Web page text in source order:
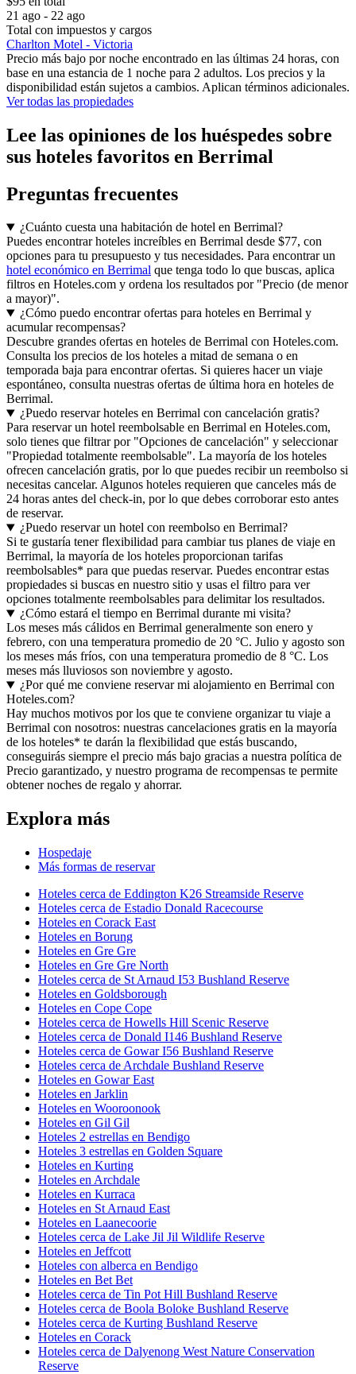
21 ago - 22 ago
Total con impuestos y cargos
Charlton Motel - Victoria
Precio más bajo por noche encontrado en las últimas 24 horas, con
base en una estancia de 1 noche para 2 adultos. Los precios y la
disponibilidad están sujetos a cambios. Aplican términos adicionales.
Ver todas las propiedades
Lee las opiniones de los huéspedes sobre
sus hoteles favoritos en Berrimal
Preguntas frecuentes
¿Cuánto cuesta una habitación de hotel en Berrimal?
Puedes encontrar hoteles increíbles en Berrimal desde $77, con
opciones para tu presupuesto y tus necesidades. Para encontrar un
hotel económico en Berrimal que tenga todo lo que buscas, aplica
filtros en Hoteles.com y ordena los resultados por "Precio (de menor
a mayor)".
¿Cómo puedo encontrar ofertas para hoteles en Berrimal y
acumular recompensas?
Descubre grandes ofertas en hoteles de Berrimal con Hoteles.com.
Consulta los precios de los hoteles a mitad de semana o en
temporada baja para encontrar ofertas. Si quieres hacer un viaje
espontáneo, consulta nuestras ofertas de última hora en hoteles de
Berrimal.
¿Puedo reservar hoteles en Berrimal con cancelación gratis?
Para reservar un hotel reembolsable en Berrimal en Hoteles.com,
solo tienes que filtrar por "Opciones de cancelación" y seleccionar
"Propiedad totalmente reembolsable". La mayoría de los hoteles
ofrecen cancelación gratis, por lo que puedes recibir un reembolso si
necesitas cancelar. Algunos hoteles requieren que canceles más de
24 horas antes del check-in, por lo que debes corroborar esto antes
de reservar.
¿Puedo reservar un hotel con reembolso en Berrimal?
Si te gustaría tener flexibilidad para cambiar tus planes de viaje en
Berrimal, la mayoría de los hoteles proporcionan tarifas
reembolsables* para que puedas reservar. Puedes encontrar estas
propiedades si buscas en nuestro sitio y usas el filtro para ver
opciones totalmente reembolsables para delimitar los resultados.
¿Cómo estará el tiempo en Berrimal durante mi visita?
Los meses más cálidos en Berrimal generalmente son enero y
febrero, con una temperatura promedio de 20 °C. Julio y agosto son
los meses más fríos, con una temperatura promedio de 8 °C. Los
meses más lluviosos son noviembre y agosto.
¿Por qué me conviene reservar mi alojamiento en Berrimal con
Hoteles.com?
Hay muchos motivos por los que te conviene organizar tu viaje a
Berrimal con nosotros: nuestras cancelaciones gratis en la mayoría
de los hoteles* te darán la flexibilidad que estás buscando,
conseguirás siempre el precio más bajo gracias a nuestra política de
Precio garantizado, y nuestro programa de recompensas te permite
obtener noches de regalo y ahorrar.
Explora más
Hospedaje
Más formas de reservar
Hoteles cerca de Eddington K26 Streamside Reserve
Hoteles cerca de Estadio Donald Racecourse
Hoteles en Corack East
Hoteles en Borung
Hoteles en Gre Gre
Hoteles en Gre Gre North
Hoteles cerca de St Arnaud I53 Bushland Reserve
Hoteles en Goldsborough
Hoteles en Cope Cope
Hoteles cerca de Howells Hill Scenic Reserve
Hoteles cerca de Donald I146 Bushland Reserve
Hoteles cerca de Gowar I56 Bushland Reserve
Hoteles cerca de Archdale Bushland Reserve
Hoteles en Gowar East
Hoteles en Jarklin
Hoteles en Wooroonook
Hoteles en Gil Gil
Hoteles 2 estrellas en Bendigo
Hoteles 3 estrellas en Golden Square
Hoteles en Kurting
Hoteles en Archdale
Hoteles en Kurraca
Hoteles en St Arnaud East
Hoteles en Laanecoorie
Hoteles cerca de Lake Jil Jil Wildlife Reserve
Hoteles en Jeffcott
Hoteles con alberca en Bendigo
Hoteles en Bet Bet
Hoteles cerca de Tin Pot Hill Bushland Reserve
Hoteles cerca de Boola Boloke Bushland Reserve
Hoteles cerca de Kurting Bushland Reserve
Hoteles en Corack
Hoteles cerca de Dalyenong West Nature Conservation
Reserve